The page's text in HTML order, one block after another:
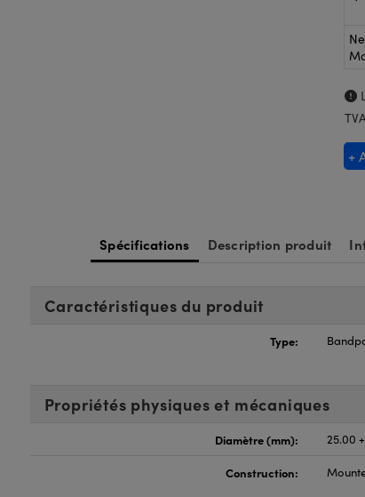
+
Spécifications Description produit
Caractéristiques du produit
Type:
Propriétés physiques et mécaniques
Diamètre (mm): 25.00
Construction: